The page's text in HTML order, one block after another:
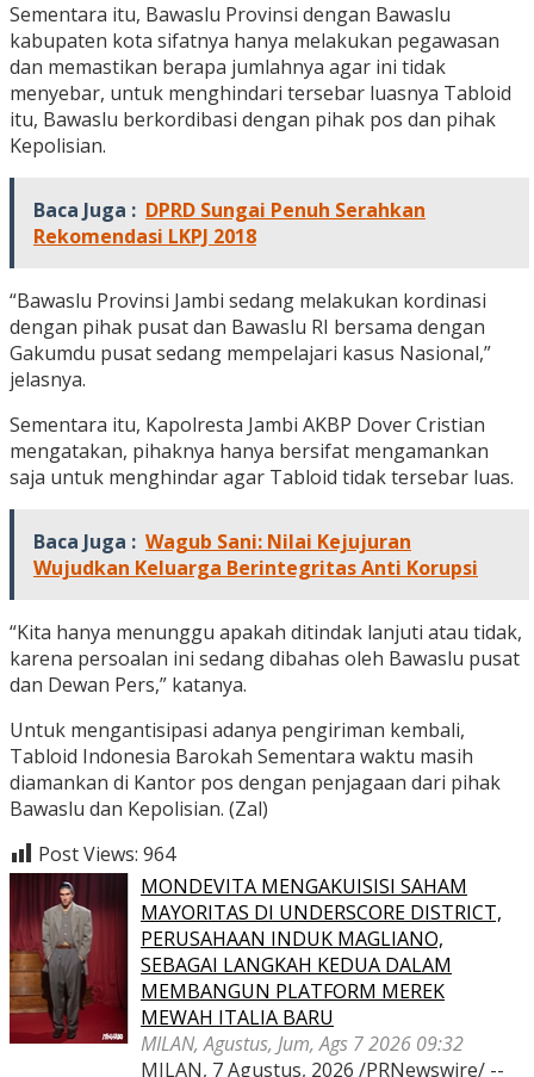
Sementara itu, Bawaslu Provinsi dengan Bawaslu
kabupaten kota sifatnya hanya melakukan pegawasan
dan memastikan berapa jumlahnya agar ini tidak
menyebar, untuk menghindari tersebar luasnya Tabloid
itu, Bawaslu berkordibasi dengan pihak pos dan pihak
Kepolisian.
Baca Juga : DPRD Sungai Penuh Serahkan
Rekomendasi LKPJ 2018
“Bawaslu Provinsi Jambi sedang melakukan kordinasi
dengan pihak pusat dan Bawaslu RI bersama dengan
Gakumdu pusat sedang mempelajari kasus Nasional,”
jelasnya.
Sementara itu, Kapolresta Jambi AKBP Dover Cristian
mengatakan, pihaknya hanya bersifat mengamankan
saja untuk menghindar agar Tabloid tidak tersebar luas.
Baca Juga : Wagub Sani: Nilai Kejujuran
Wujudkan Keluarga Berintegritas Anti Korupsi
“Kita hanya menunggu apakah ditindak lanjuti atau tidak,
karena persoalan ini sedang dibahas oleh Bawaslu pusat
dan Dewan Pers,” katanya.
Untuk mengantisipasi adanya pengiriman kembali,
Tabloid Indonesia Barokah Sementara waktu masih
diamankan di Kantor pos dengan penjagaan dari pihak
Bawaslu dan Kepolisian. (Zal)
Post Views: 964
MONDEVITA MENGAKUISISI SAHAM
MAYORITAS DI UNDERSCORE DISTRICT,
PERUSAHAAN INDUK MAGLIANO,
SEBAGAI LANGKAH KEDUA DALAM
MEMBANGUN PLATFORM MEREK
MEWAH ITALIA BARU
MILAN, Agustus, Jum, Ags 7 2026 09:32
MILAN, 7 Agustus, 2026 /PRNewswire/ --